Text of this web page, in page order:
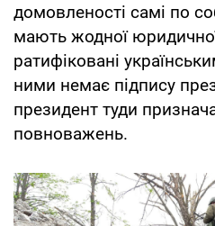
домовленості самі по
мають жодної
ратифіковані
ними немає підпису
президент туди
повноважень.